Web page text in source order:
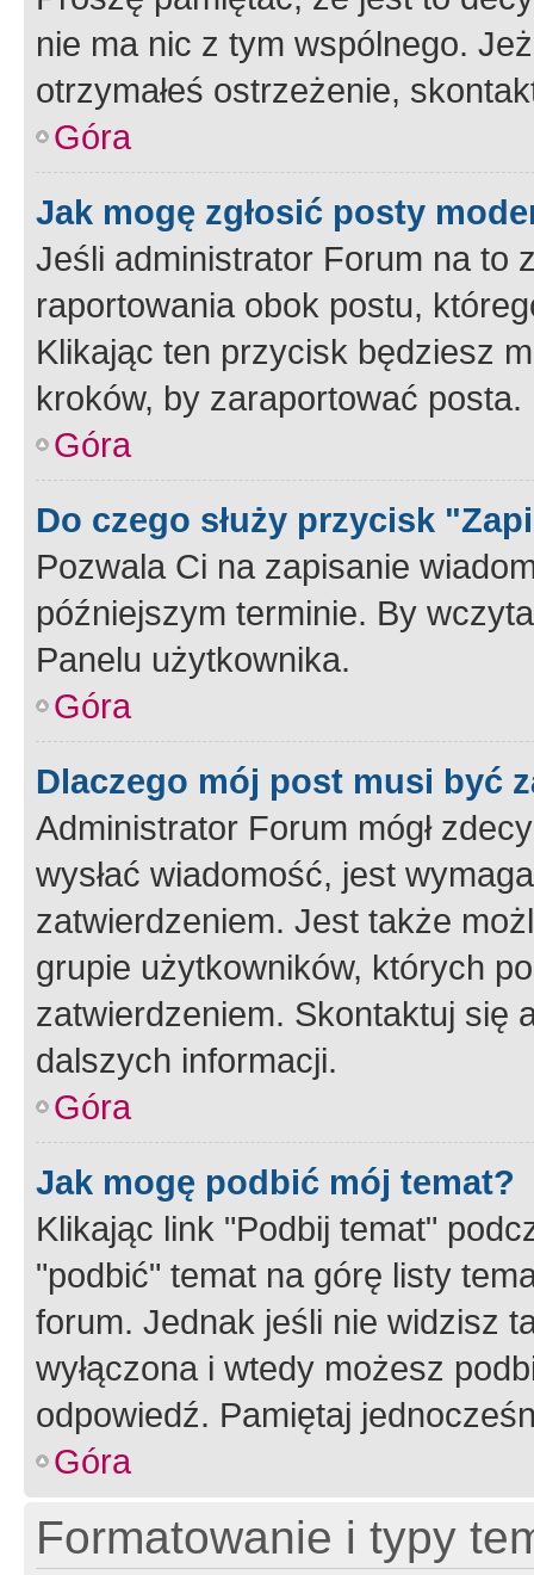
nie ma nic z tym wspólnego.
otrzymałeś ostrzeżenie,
Góra
Jak mogę zgłosić posty
Jeśli administrator Forum na to
raportowania obok postu,
Klikając ten przycisk będziesz
kroków, by zaraportować posta.
Góra
Do czego służy przycisk
Pozwala Ci na zapisanie
późniejszym terminie. By
Panelu użytkownika.
Góra
Dlaczego mój post musi być
Administrator Forum mógł
wysłać wiadomość, jest
zatwierdzeniem. Jest także
grupie użytkowników, których
zatwierdzeniem. Skontaktuj się
dalszych informacji.
Góra
Jak mogę podbić mój temat?
Klikając link "Podbij temat"
"podbić" temat na górę listy
forum. Jednak jeśli nie widzisz
wyłączona i wtedy możesz
odpowiedź. Pamiętaj
Góra
Formatowanie i typy